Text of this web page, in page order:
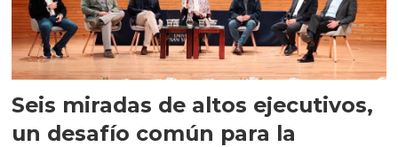
Seis miradas de altos ejecutivos,
un desafío común para la